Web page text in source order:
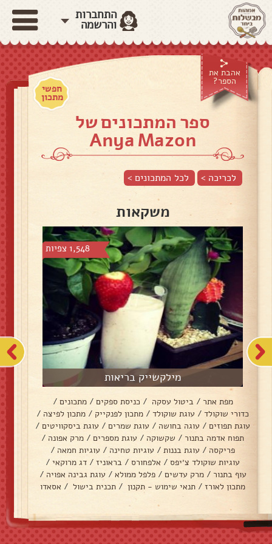
התחברות
והרשמה
אהבת את
הספר?
חפשי
מתכון
ספר המתכונים של
Anya Mazon
לכריכה > לכל המתכונים >
משקאות
1,548 צפיות
מילקשייק בריאות
מפת אתר / ביטול עסקה / כניסת ספקים / מתכונים /
כדורי שוקולד / עוגת שוקולד / מתכון לפנקייק / מתכון לפיצה /
עוגת תפוזים / עוגה בחושה / עוגת שמרים / עוגת ביסקוויטים /
תפוח אדמה בתנור / שקשוקה / עוגת מספרים / מרק אפונה /
פריקסה / עוגת בננות / עוגיות טחינה / עוגיות חמאה /
עוגיות שוקולד צ׳יפס / אלפחורס / בראוניז / דג מרוקאי /
עוף בתנור / מרק עדשים / פלפל ממולא / עוגת גבינה אפויה /
מתכון לאורז / תנאי שימוש - תקנון / תכנית בישול / אסאדו